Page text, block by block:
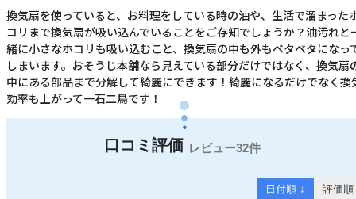
換気扇を使っていると、お料理をしている時の油や、生活で溜まった
コリまで換気扇が吸い込んでいることをご存知でしょうか？油汚れと
緒に小さなホコリも吸い込むこと、換気扇の中も外もベタベタになっ
しまいます。おそうじ本舗なら見えている部分だけではなく、換気扇
中にある部品まで分解して綺麗にできます！綺麗になるだけでなく換
効率も上がって一石二鳥です！
32件
日付順 ↓ 評価順